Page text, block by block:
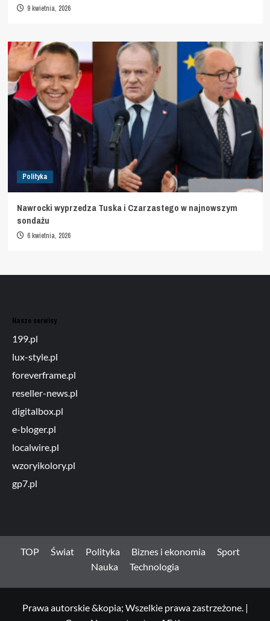
9 kwietnia, 2026
Polityka
Nawrocki wyprzedza Tuska i Czarzastego w najnowszym
sondażu
6 kwietnia, 2026
Nasze serwisy
199.pl
lux-style.pl
foreverframe.pl
reseller-news.pl
digitalbox.pl
e-bloger.pl
localwire.pl
wzoryikolory.pl
gp7.pl
TOP Świat Polityka Biznes i ekonomia
Sport
Nauka
Technologia
Prawa autorskie &kopia; Wszelkie prawa zastrzeżone. |